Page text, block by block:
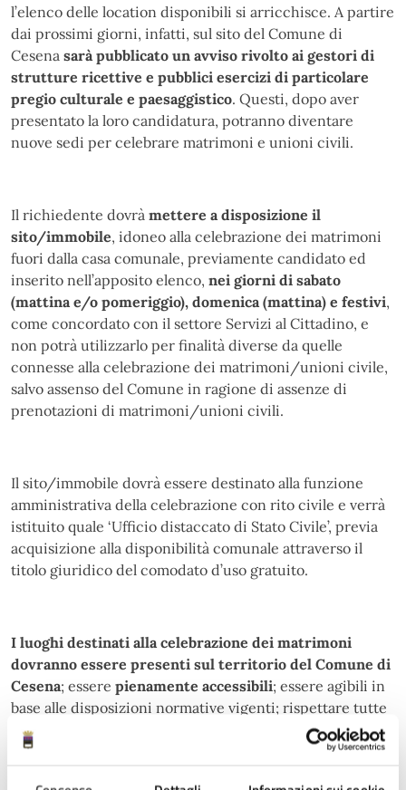
l’elenco delle location disponibili si arricchisce. A partire
dai prossimi giorni, infatti, sul sito del Comune di
Cesena sarà pubblicato un avviso rivolto ai gestori di
strutture ricettive e pubblici esercizi di particolare
pregio culturale e paesaggistico. Questi, dopo aver
presentato la loro candidatura, potranno diventare
nuove sedi per celebrare matrimoni e unioni civili.
Il richiedente dovrà mettere a disposizione il
sito/immobile, idoneo alla celebrazione dei matrimoni
fuori dalla casa comunale, previamente candidato ed
inserito nell’apposito elenco, nei giorni di sabato
(mattina e/o pomeriggio), domenica (mattina) e festivi,
come concordato con il settore Servizi al Cittadino, e
non potrà utilizzarlo per finalità diverse da quelle
connesse alla celebrazione dei matrimoni/unioni civile,
salvo assenso del Comune in ragione di assenze di
prenotazioni di matrimoni/unioni civili.
Il sito/immobile dovrà essere destinato alla funzione
amministrativa della celebrazione con rito civile e verrà
istituito quale ‘Ufficio distaccato di Stato Civile’, previa
acquisizione alla disponibilità comunale attraverso il
titolo giuridico del comodato d’uso gratuito.
I luoghi destinati alla celebrazione dei matrimoni
dovranno essere presenti sul territorio del Comune di
Cesena; essere pienamente accessibili; essere agibili in
base alle disposizioni normative vigenti; rispettare tutte
le norme vigenti in materia di sicurezza (igienico
sanitaria, degli impianti, antincendio); essere fruibili